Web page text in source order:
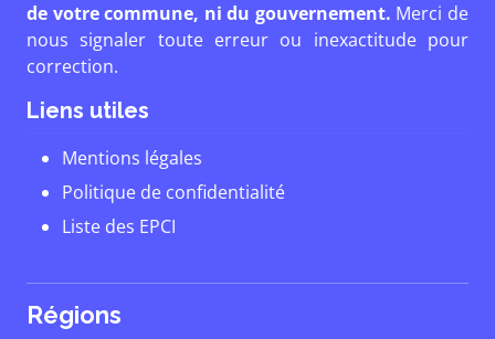
de votre commune, ni du gouvernement. Merci de
nous signaler toute erreur ou inexactitude pour
correction.
Liens utiles
Mentions légales
Politique de confidentialité
Liste des EPCI
Régions